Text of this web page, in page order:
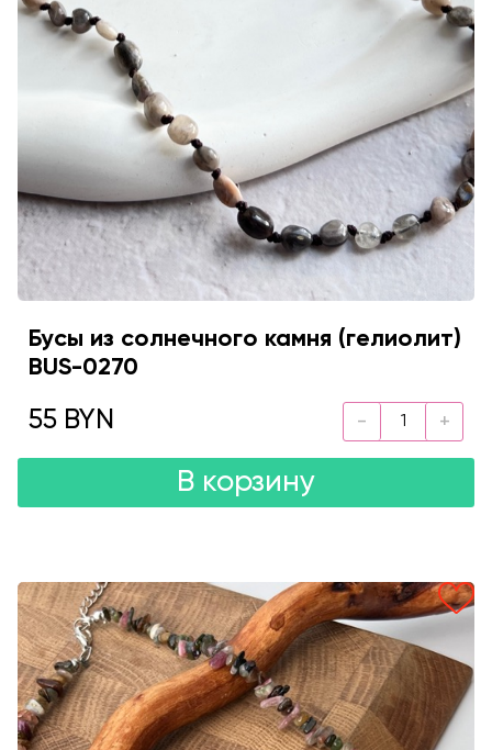
Бусы из солнечного камня (гелиолит)
BUS-0270
55 BYN
В корзину